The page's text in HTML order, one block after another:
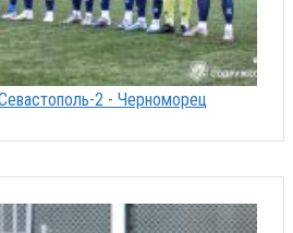
2 - Черноморец